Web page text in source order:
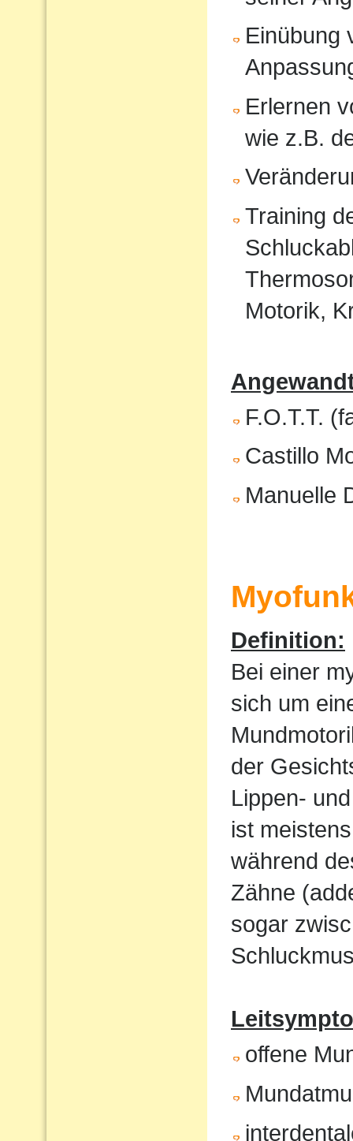
Einübung
Erlernen
wie z.B.
Training
Motorik,
F.O.T.T.
Castillo
Manuelle
Definition:
Bei einer
sich um
der
Lippen-
ist
während
Zähne
sogar
offene